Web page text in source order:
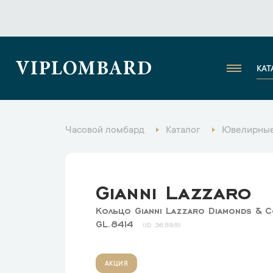
VIPLOMBARD
Часовой ломбард Каталог
Gianni Lazzaro
Кольцо Gianni Lazzaro Diamonds &
GL.8414
36595
АКЦИЯ